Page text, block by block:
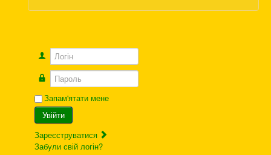
Логін
Пароль
Запам'ятати мене
Увійти
Зареєструватися
Забули свій логін?